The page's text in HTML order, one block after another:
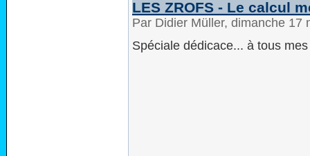
LES ZROFS - Le calcul
Par Didier Müller, dimanche 17
Spéciale dédicace... à tous